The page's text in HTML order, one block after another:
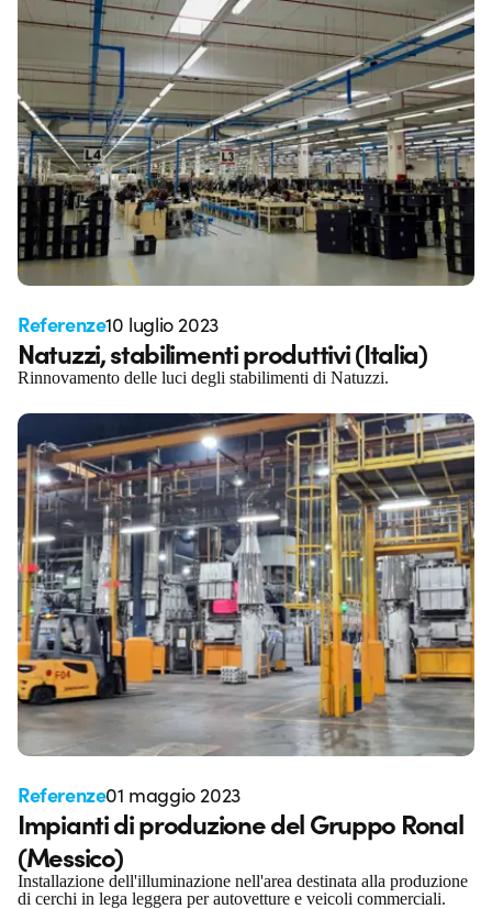
Referenze10 luglio 2023
Natuzzi, stabilimenti produttivi (Italia)
Rinnovamento delle luci degli stabilimenti di Natuzzi.
Referenze01 maggio 2023
Impianti di produzione del Gruppo Ronal
(Messico)
Installazione dell'illuminazione nell'area destinata alla produzione
di cerchi in lega leggera per autovetture e veicoli commerciali.